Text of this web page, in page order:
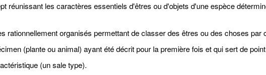
réunissant les caractères essentiels d'êtres ou d'objets d'une espèce
rationnellement organisés permettant de classer des êtres ou des choses par
(plante ou animal) ayant été décrit pour la première fois et qui sert de
(un sale type).